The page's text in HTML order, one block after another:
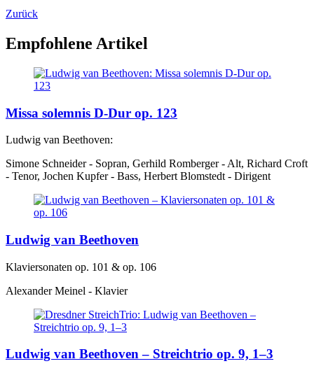
Zurück
Empfohlene Artikel
Missa solemnis D-Dur op. 123
Ludwig van Beethoven:
Simone Schneider - Sopran, Gerhild Romberger - Alt, Richard Croft
- Tenor, Jochen Kupfer - Bass, Herbert Blomstedt - Dirigent
Ludwig van Beethoven
Klaviersonaten op. 101 & op. 106
Alexander Meinel - Klavier
Ludwig van Beethoven – Streichtrio op. 9, 1–3